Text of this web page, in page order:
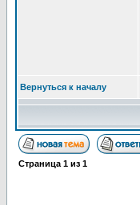
Вернуться к началу
Страница 1 из 1